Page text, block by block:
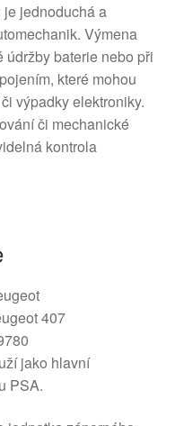
jednoduchá a
Výmena
baterie nebo při
které mohou
výpadky elektroniky.
či mechanické
kontrola
407
jako hlavní
PSA.